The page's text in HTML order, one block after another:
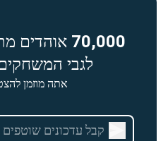
70,000 אוהדים
לגבי
אתה מוזמן